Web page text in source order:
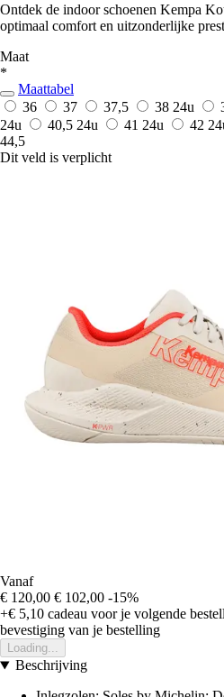
Ontdek de indoor schoenen Kempa
optimaal comfort en uitzonderlijke
Maat
*
Maattabel
36
37 37,5 38 24u
24u
40,5 24u 41 24u 42
44,5
Dit veld is verplicht
Vanaf
€ 120,00 € 102,00 -15%
+€ 5,10 cadeau voor je volgende
bevestiging van je bestelling
Loading...
Beschrijving